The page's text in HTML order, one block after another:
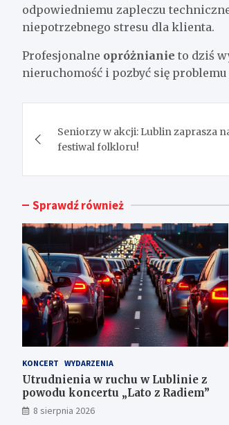
odpowiedniemu zapleczu
niepotrzebnego stresu dla klienta.
Profesjonalne opróżnianie to dziś
nieruchomość i pozbyć się
wpisu
Seniorzy w akcji: Lublin zaprasza
festiwal folkloru!
Sprawdź również
KONCERT WYDARZENIA
Utrudnienia w ruchu w Lublinie z
powodu koncertu „Lato z Radiem”
8 sierpnia 2026